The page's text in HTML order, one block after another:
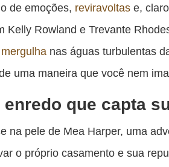
de emoções, reviravoltas e,
Kelly Rowland e Trevante
nas águas turbulentas
uma maneira que você nem
enredo que capta
na pele de Mea Harper, uma
o próprio casamento e sua